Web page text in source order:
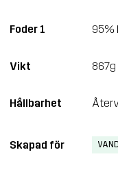
Foder 1 95%
Vikt 867g
Hållbarhet
Skapad för